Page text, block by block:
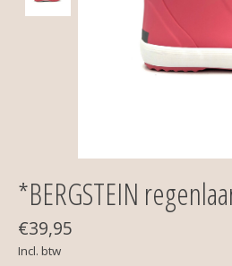
*BERGSTEIN
€39,95
Incl. btw